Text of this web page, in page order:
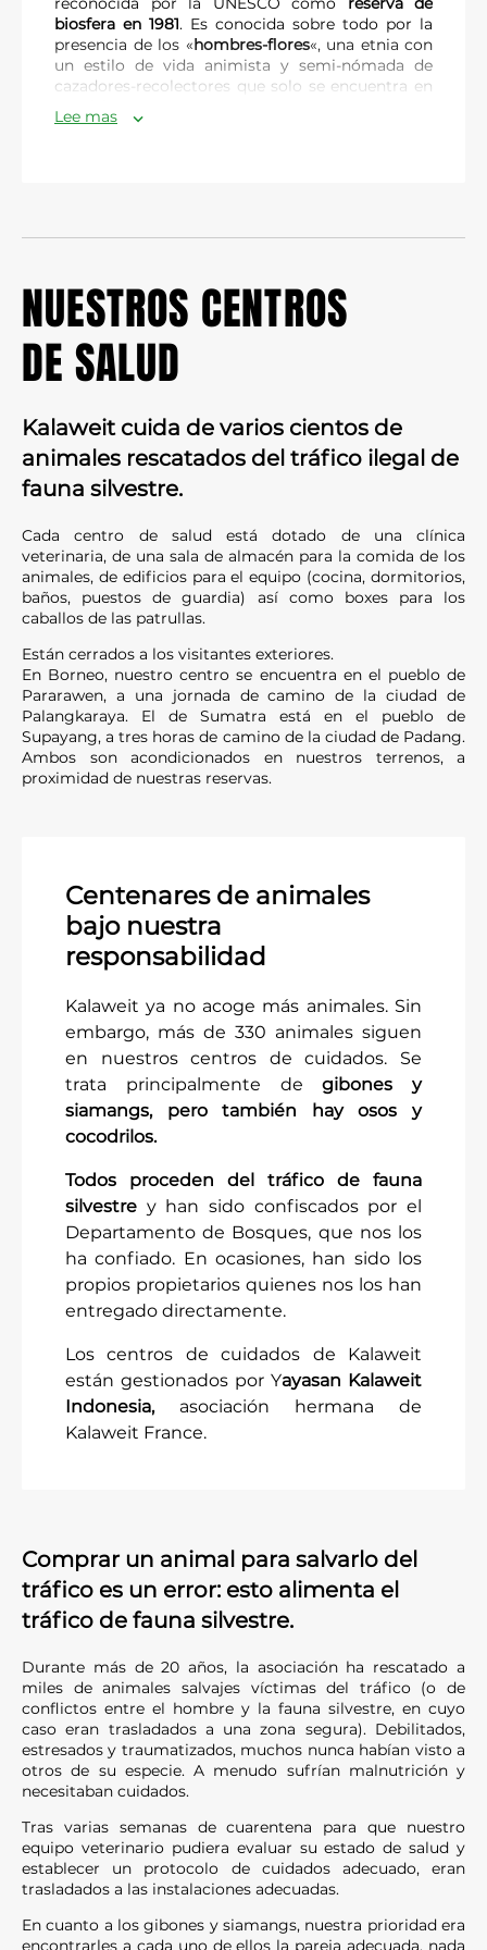
Reducir
biosfera en 1981. Es conocida sobre todo por la
presencia de los «hombres-flores«, una etnia con
un estilo de vida animista y semi-nómada de
cazadores-recolectores que solo se encuentra en
esta isla.
de la isla de Siberut. Alberga 4 especies de
síico de Mentawaï. También hay numerosos
mamíferos como la civeta de Mentawaï, la ardilla
voladora de Siberut y una variedad de más de 70
especies de aves como la chouette de Mentawaï,
el asterisco de alas blancas o el águila de mar con
En febrero de 2026, después de un año y medio
de identificaciones y encuentros con varios
pueblos que querían proteger sus bosques,
etnias para proteger,
dentro de dos o tres años,
una superficie de 3.000 hectáreas de bosque. Es
en una zona del catastro que puede evolucionar y
que tal vez permitirá, en los próximos años,
monocultivos como el de la palma aceitera. Esto
podría propiciar una deforestación masiva y, por
lo tanto, debemos imponernos como socios con
los pueblos con los que colaboramos.
La urgencia es menor que en Borneo con el Gran
Dulan, se trata de un trabajo de fondo para
cogestionar el bosque con las tres etnias
afectadas que todavía tienen acceso a este
bosque para sus actividades tradicionales. Luego,
Se realizó una primera transacción para asegurar
20 hectáreas de bosque. Se han instalado paneles
en los límites de la zona protegida, cuya
superficie se irá extendiendo progresivamente.
Reducir
Lee mas
NUESTROS CENTROS
DE SALUD
Kalaweit cuida de varios cientos de
animales rescatados del tráfico ilegal de
fauna silvestre.
Cada centro de salud está dotado de una clínica
veterinaria, de una sala de almacén para la comida de los
animales, de edificios para el equipo (cocina, dormitorios,
baños, puestos de guardia) así como boxes para los
caballos de las patrullas.
Están cerrados a los visitantes exteriores.
En Borneo, nuestro centro se encuentra en el pueblo de
Pararawen, a una jornada de camino de la ciudad de
Palangkaraya. El de Sumatra está en el pueblo de
Supayang, a tres horas de camino de la ciudad de Padang.
Ambos son acondicionados en nuestros terrenos, a
proximidad de nuestras reservas.
Centenares de animales
bajo nuestra
responsabilidad
Kalaweit ya no acoge más animales. Sin
embargo, más de 330 animales siguen
en nuestros centros de cuidados. Se
trata principalmente degibones y
siamangs, pero también hay osos y
cocodrilos.
Todos proceden del tráfico de fauna
silvestre y han sido confiscados por el
Departamento de Bosques, que nos los
ha confiado. En ocasiones, han sido los
propios propietarios quienes nos los han
entregado directamente.
Los centros de cuidados de Kalaweit
están gestionados por Yayasan Kalaweit
Indonesia,asociación hermana de
Kalaweit France.
Comprar un animal para salvarlo del
tráfico es un error: esto alimenta el
tráfico de fauna silvestre.
Durante más de 20 años, la asociación ha rescatado a
miles de animales salvajes víctimas del tráfico (o de
conflictos entre el hombre y la fauna silvestre, en cuyo
caso eran trasladados a una zona segura). Debilitados,
estresados y traumatizados, muchos nunca habían visto a
otros de su especie. A menudo sufrían malnutrición y
necesitaban cuidados.
Tras varias semanas de cuarentena para que nuestro
equipo veterinario pudiera evaluar su estado de salud y
establecer un protocolo de cuidados adecuado, eran
trasladados a las instalaciones adecuadas.
En cuanto a los gibones y siamangs, nuestra prioridad era
encontrarles a cada uno de ellos la pareja adecuada, nada